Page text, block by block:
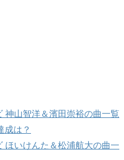
神山智洋＆濱田崇裕の曲一覧
成は？
ほいけんた＆松浦航大の曲一